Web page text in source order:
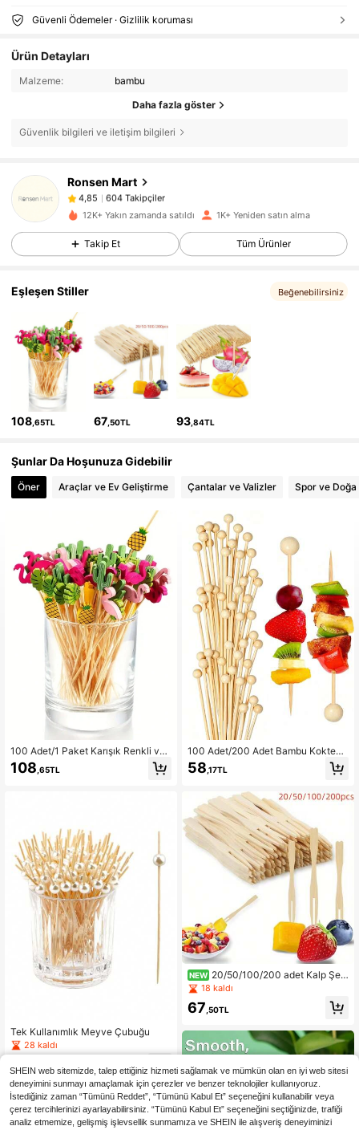
Güvenli Ödemeler · Gizlilik koruması
Ürün Detayları
Malzeme: bambu
Daha fazla göster
Güvenlik bilgileri ve iletişim bilgileri
Ronsen Mart
4,85
604 Takipçiler
t***7 1 gün önce'i takip etti
4,85
604 Takipçiler
4,85 604 Takipçiler
4,85
4,85 604 Takipçiler
604 Takipçiler
4,85 604 Takipçiler
4,85 604 Takipçiler
12K+ Yakın zamanda satıldı 1K+ Yeniden satın alma
Takip Et Tüm Ürünler
Eşleşen Stiller Beğenebilirsiniz
108 ,65TL 67 ,50TL 93,84TL
Şunlar Da Hoşunuza Gidebilir
Öner Araçlar ve Ev Geliştirme Çantalar ve Valizler Spor ve Doğa
100 Adet/1 Paket Karışık Renkli ve
Düz Renkli Bambu Şişler, 4.7 İnç M
eyve Kürdanları, İnci Çiçek Stili Ba
108 ,65TL
Tek Kullanımlık Meyve Çubuğu
28 kaldı
62,01TL
100 Adet/200 Adet Bambu Kokteyl
Kürdanı, 4.7 İnç Uzunluğunda, İştah
Açıcılar, Soğuk Tabaklar ve Kokteyl
mekler İçin İdeal, Doğal Malzemede
n Üretilmiş, Pasta Süsleme, Meyve
Şişleme ve Tatlı Sunumu İçin de Kul
lanılabilir
58 ,17TL
NEW 20/50/100/200 adet Kalp Şekl
inde Bambu Meyve Çatalı, Meze Ç
atalı, Tatlı Çatalı, Tek Kullanımlık Pa
rti Sofra Takımı, Pişirme Malzemeler
Barbekü, Piknik, Düğün, Anneler Gü
nü, Tatil Etkinlikleri İçin Uygundur
18 kaldı
67 ,50TL
SHEIN web sitemizde, talep ettiğiniz hizmeti sağlamak ve mümkün olan en iyi web sitesi
deneyimini sunmayı amaçlamak için çerezler ve benzer teknolojiler kullanıyoruz.
İstediğiniz zaman “Tümünü Reddet”, “Tümünü Kabul Et” seçeneğini kullanabilir veya
çerez tercihlerinizi ayarlayabilirsiniz. “Tümünü Kabul Et” seçeneğini seçtiğinizde, trafiği
analiz etmemize, gelişmiş işlevsellik sunmamıza ve SHEIN ile alışveriş deneyiminizi